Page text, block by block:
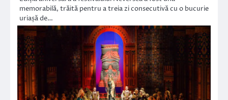
memorabilă, trăită pentru a treia zi consecutivă cu o bucurie
uriașă de…